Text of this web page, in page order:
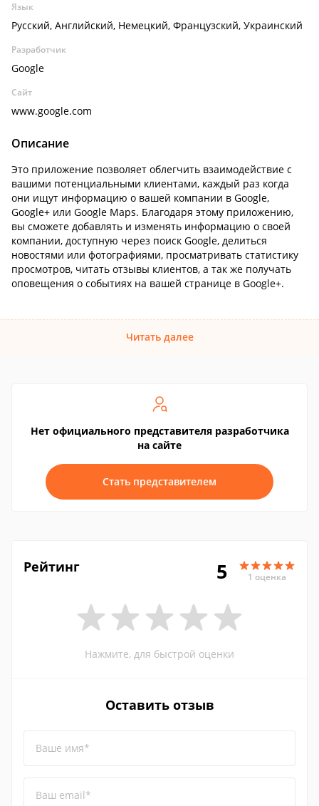
Язык
Русский, Английский, Немецкий, Французский, Украинский
Разработчик
Google
Сайт
www.google.com
Описание
Это приложение позволяет облегчить взаимодействие с
вашими потенциальными клиентами, каждый раз когда
они ищут информацию о вашей компании в Google,
Google+ или Google Maps. Благодаря этому приложению,
вы сможете добавлять и изменять информацию о своей
компании, доступную через поиск Google, делиться
новостями или фотографиями, просматривать статистику
просмотров, читать отзывы клиентов, а так же получать
оповещения о событиях на вашей странице в Google+.
Читать далее
Нет официального представителя разработчика
на сайте
Стать представителем
Рейтинг 5 1 оценка
Нажмите, для быстрой оценки
Оставить отзыв
Ваше имя*
Ваш email*